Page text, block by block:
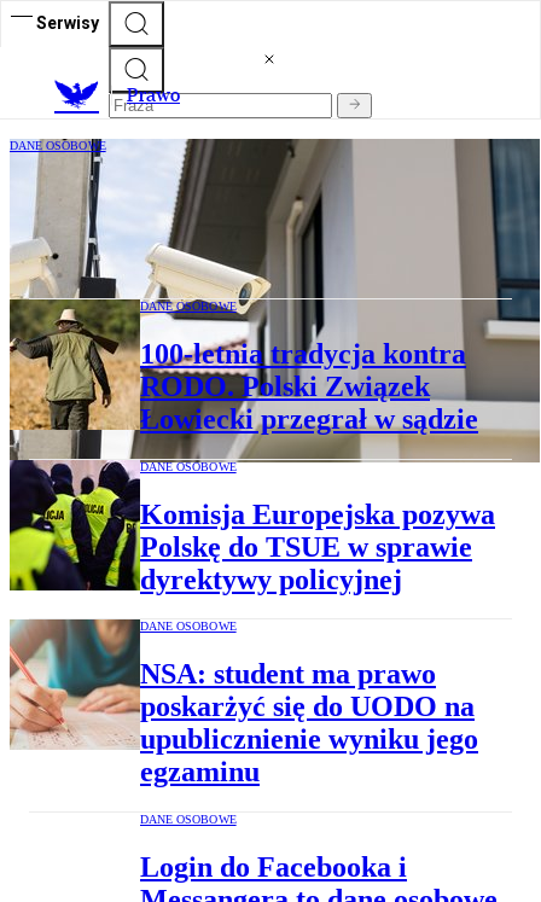
Serwisy
Prawo
DANE OSOBOWE
Pierwsza taka kara w Polsce. Właściciel
słono zapłaci za kamery wycelowane w
sąsiadów i drogę
DANE OSOBOWE
100-letnia tradycja kontra
RODO. Polski Związek
Łowiecki przegrał w sądzie
DANE OSOBOWE
Komisja Europejska pozywa
Polskę do TSUE w sprawie
dyrektywy policyjnej
DANE OSOBOWE
NSA: student ma prawo
poskarżyć się do UODO na
upublicznienie wyniku jego
egzaminu
DANE OSOBOWE
Login do Facebooka i